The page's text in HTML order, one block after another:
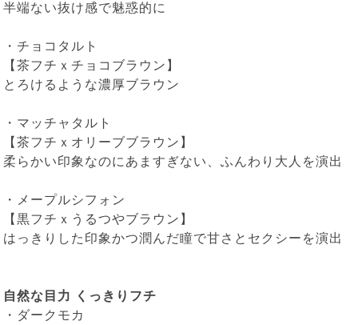
半端ない抜け感で魅惑的に
・チョコタルト
【茶フチｘチョコブラウン】
とろけるような濃厚ブラウン
・ マッチャタルト
【茶フチｘオリーブブラウン】
柔らかい印象なのにあますぎない、ふんわり大人を演出
・
メープルシフォン
【黒フチｘうるつやブラウン】
はっきりした印象かつ潤んだ瞳で甘さとセクシーを演出
自然な目力 くっきりフチ
・ ダークモカ